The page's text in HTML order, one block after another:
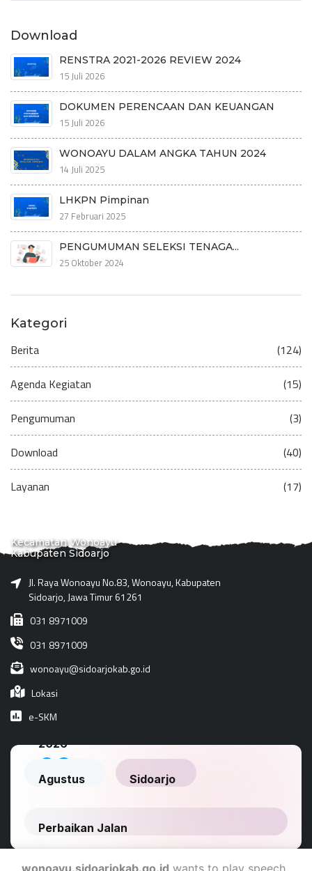
Download
RENSTRA 2021-2026 REVIEW 2024
15 Juli 2026
DOKUMEN PERENCAAN DAN KEUANGAN
15 Juli 2026
WONOAYU DALAM ANGKA TAHUN 2024
14 Juli 2025
LHKPN Pimpinan
27 Februari 2025
PENGUMUMAN SELEKSI TENAGA...
25 Oktober 2024
Kategori
Berita (124)
Agenda Kegiatan (15)
Pengumuman (3)
Download (40)
Layanan (17)
Kecamatan Wonoayu
Kabupaten Sidoarjo
Jl. Raya Wonoayu No.83, Wonoayu, Kabupaten
Sidoarjo, Jawa Timur 61261
031 8971009
031 8971009
wonoayu@sidoarjokab.go.id
Lokasi
e-SKM